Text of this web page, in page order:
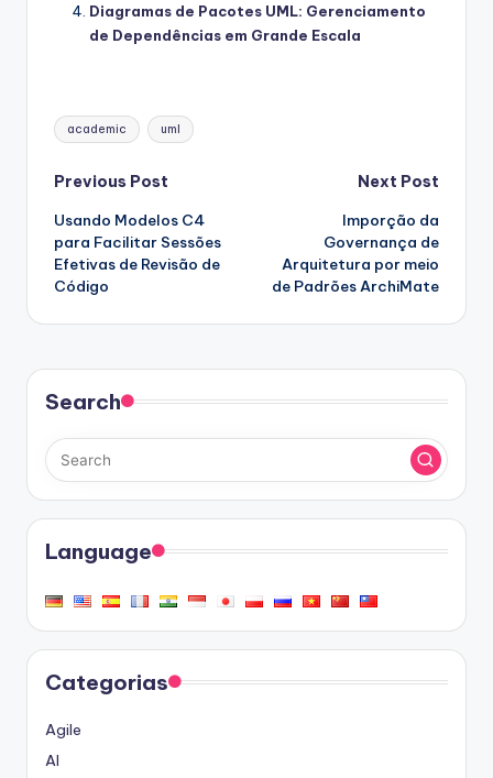
Diagramas de Pacotes UML: Gerenciamento
de Dependências em Grande Escala
Tags:
academic uml
Post
navigation
Previous Post
Usando Modelos C4
para Facilitar Sessões
Efetivas de Revisão de
Código
Next Post
Imporção da
Governança de
Arquitetura por meio
de Padrões ArchiMate
Search
Language
Categorias
Agile
AI